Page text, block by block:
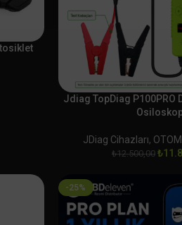
Jdiag TopDiag P100PRO
JDiag Cihazları,
₺12.500,00 ₺
-25%